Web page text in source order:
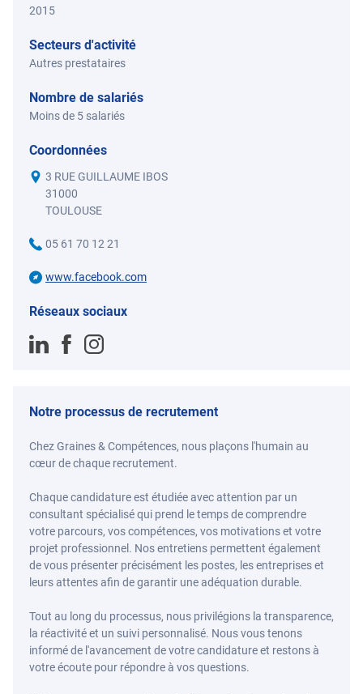
2015
Secteurs d'activité
Autres prestataires
Nombre de salariés
Moins de 5 salariés
Coordonnées
3 RUE GUILLAUME IBOS
31000
TOULOUSE
05 61 70 12 21
www.facebook.com
Réseaux sociaux
Notre processus de recrutement
Chez Graines & Compétences, nous plaçons l'humain au
cœur de chaque recrutement.
Chaque candidature est étudiée avec attention par un
consultant spécialisé qui prend le temps de comprendre
votre parcours, vos compétences, vos motivations et votre
projet professionnel. Nos entretiens permettent également
de vous présenter précisément les postes, les entreprises et
leurs attentes afin de garantir une adéquation durable.
Tout au long du processus, nous privilégions la transparence,
la réactivité et un suivi personnalisé. Nous vous tenons
informé de l'avancement de votre candidature et restons à
votre écoute pour répondre à vos questions.